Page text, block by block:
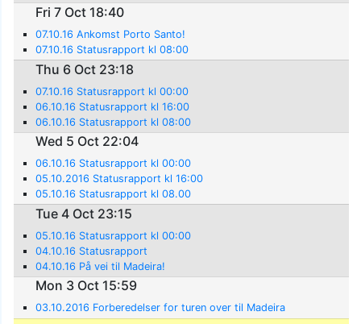
Fri 7 Oct 18:40
07.10.16 Ankomst Porto Santo!
07.10.16 Statusrapport kl 08:00
Thu 6 Oct 23:18
07.10.16 Statusrapport kl 00:00
06.10.16 Statusrapport kl 16:00
06.10.16 Statusrapport kl 08:00
Wed 5 Oct 22:04
06.10.16 Statusrapport kl 00:00
05.10.2016 Statusrapport kl 16:00
05.10.16 Statusrapport kl 08.00
Tue 4 Oct 23:15
05.10.16 Statusrapport kl 00:00
04.10.16 Statusrapport
04.10.16 På vei til Madeira!
Mon 3 Oct 15:59
03.10.2016 Forberedelser for turen over til Madeira